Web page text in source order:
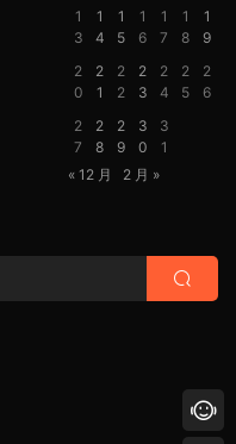
1
3
1
4
1
5
1
6
1
7
1
8
1
9
2
0
2
1
2
2
2
3
2
4
2
5
2
6
2
7
2
8
2
9
3
0
3
1
« 12 月
2 月 »